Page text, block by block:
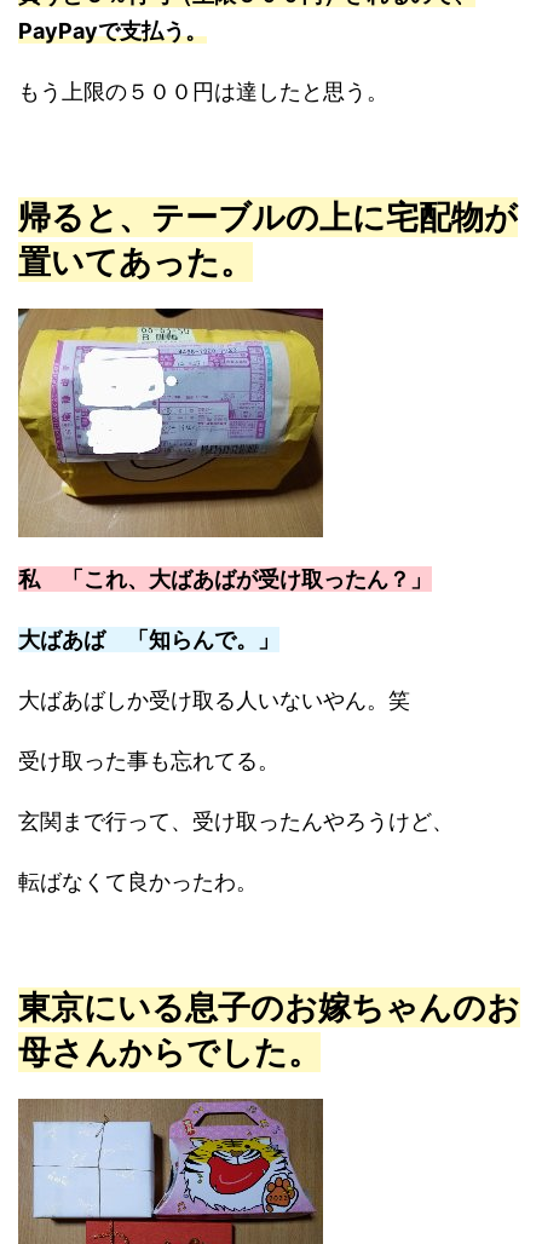
PayPayで支払う。
もう上限の５００円は達したと思う。
帰ると、テーブルの上に宅配物が
置いてあった。
私 「これ、大ばあばが受け取ったん？」
大ばあば 「知らんで。」
大ばあばしか受け取る人いないやん。笑
受け取った事も忘れてる。
玄関まで行って、受け取ったんやろうけど、
転ばなくて良かったわ。
東京にいる息子のお嫁ちゃんのお
母さんからでした。